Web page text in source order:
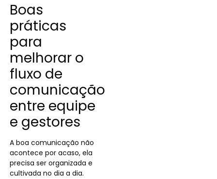
Boas
práticas
para
melhorar o
fluxo de
comunicação
entre equipe
e gestores
A boa comunicação não
acontece por acaso, ela
precisa ser organizada e
cultivada no dia a dia.